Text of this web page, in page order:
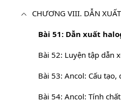
CHƯƠNG VIII. DẪN
Bài 51: Dẫn xuất
Bài 52: Luyện tập dẫn
Bài 53: Ancol: Cấu
Bài 54: Ancol: Tính